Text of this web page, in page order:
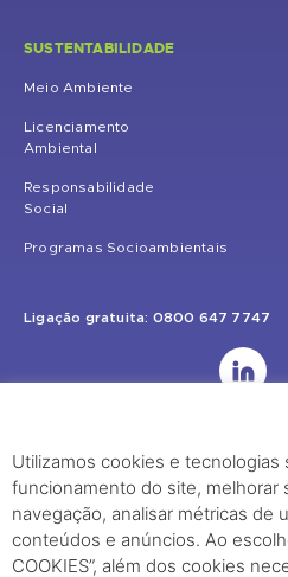
SUSTENTABILIDADE
Meio Ambiente
Licenciamento
Ambiental
Responsabilidade
Social
Programas Socioambientais
Ligação gratuita: 0800 647 7747
UHE Jirau
Rodovia BR-364, KM 824 S/Nº -
(RO) – CEP: 76840-000 – Telefone: (69)
Utilizamos cookies e tecnologias
funcionamento do site, melhorar
navegação, analisar métricas de
conteúdos e anúncios. Ao
COOKIES”, além dos cookies